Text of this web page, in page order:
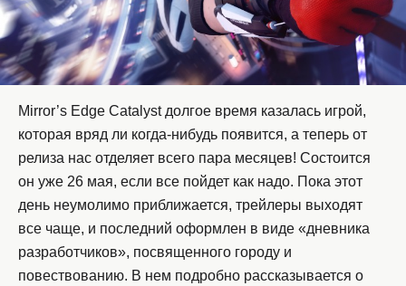
Mirror’s Edge Catalyst долгое время казалась игрой,
которая вряд ли когда-нибудь появится, а теперь от
релиза нас отделяет всего пара месяцев! Состоится
он уже 26 мая, если все пойдет как надо. Пока этот
день неумолимо приближается, трейлеры выходят
все чаще, и последний оформлен в виде «дневника
разработчиков», посвященного городу и
повествованию. В нем подробно рассказывается о